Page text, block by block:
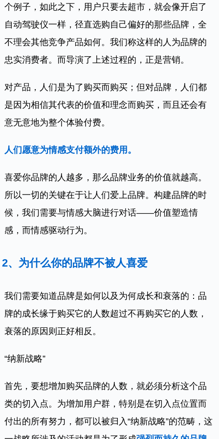
个例子，如此之下，用户只要去超市，就会像开启了
自动驾驶仪一样，径直选购自己偏好的那些品牌，全
不理会其他竞争产品如何。我们称这样的人为品牌的
忠实消费者。而导演了上述过程的，正是营销。
对产品，人们是为了购买而购买；但对品牌，人们都
是因为相信其代表的价值和理念而购买，而且还会有
意无意地为整个体验付费。
人们愿意为情感支付额外的费用。
喜爱你品牌的人越多，那么品牌业务的价值就越高。
所以一切的关键在于让人们爱上品牌。构建品牌的时
候，我们需要与情感大脑进行对话——价值塑造情
感，而情感驱动行为。
2、 为什么你的品牌不被人喜爱
我们需要知道品牌是如何以及为何成长和衰落的：品
牌的成长缘于购买它的人数超过不再购买它的人数，
衰落的原因则正好相反。
“纳新战略”
首先，要想增加购买品牌的人数，就必须分析这个品
类的切入点。为增加用户群，特别是在切入点位置而
付出的所有努力，都可以被归入“纳新战略”的范畴，这